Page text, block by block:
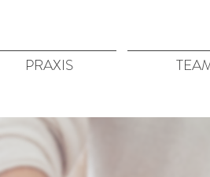
PRAXIS